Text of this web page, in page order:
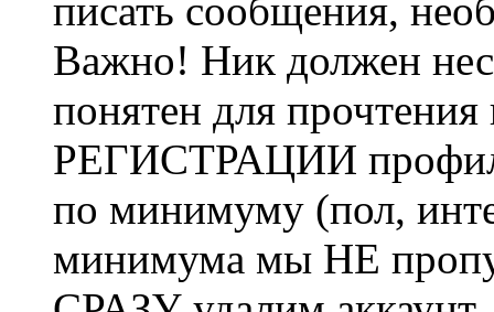
писать сообщения,
Важно! Ник должен
понятен для
РЕГИСТРАЦИИ профиль
по минимуму (пол,
минимума мы НЕ